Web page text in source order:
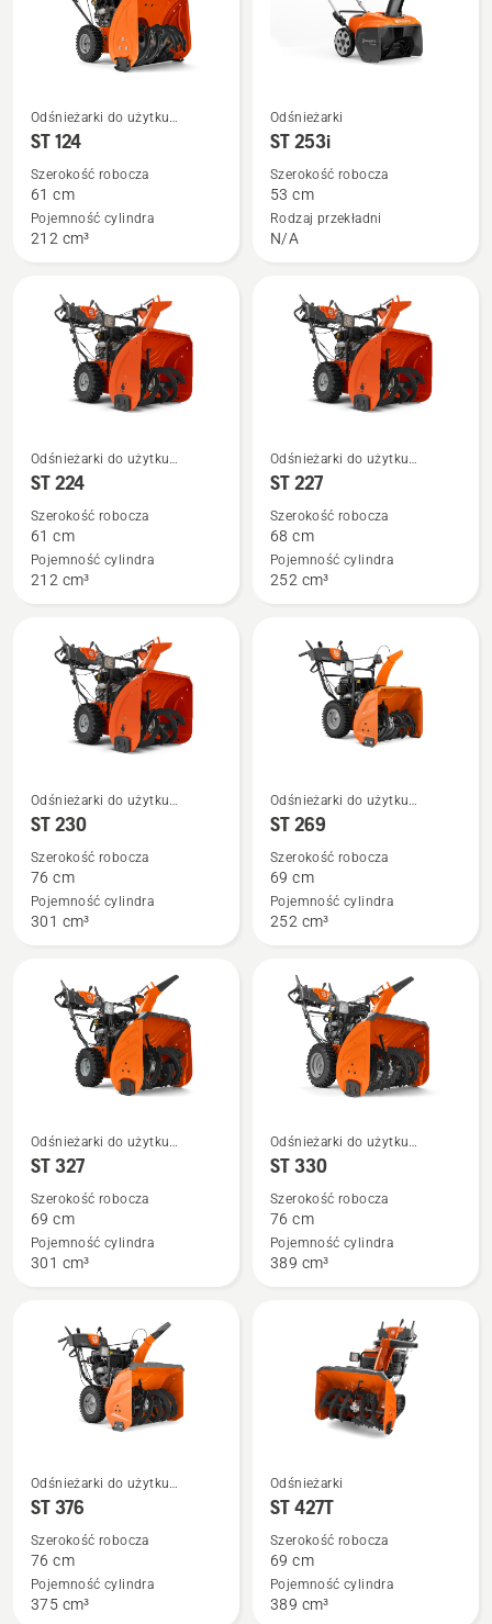
Zobacz
więcej
szczegółów
ST 124
Odśnieżarki do użytku
przydomowego
ST 124
Szerokość robocza
61 cm
Pojemność cylindra
212 cm³
Zobacz
więcej
szczegółów
ST 253i
Odśnieżarki
ST 253i
Szerokość robocza
53 cm
Rodzaj przekładni
N/A
Zobacz
więcej
szczegółów
ST 224
Odśnieżarki do użytku
przydomowego
ST 224
Szerokość robocza
61 cm
Pojemność cylindra
212 cm³
Zobacz
więcej
szczegółów
ST 227
Odśnieżarki do użytku
przydomowego
ST 227
Szerokość robocza
68 cm
Pojemność cylindra
252 cm³
Zobacz
więcej
szczegółów
ST 230
Odśnieżarki do użytku
przydomowego
ST 230
Szerokość robocza
76 cm
Pojemność cylindra
301 cm³
Zobacz
więcej
szczegółów
ST 269
Odśnieżarki do użytku
przydomowego
ST 269
Szerokość robocza
69 cm
Pojemność cylindra
252 cm³
Zobacz
więcej
szczegółów
ST 327
Odśnieżarki do użytku
przydomowego
ST 327
Szerokość robocza
69 cm
Pojemność cylindra
301 cm³
Zobacz
więcej
szczegółów
ST 330
Odśnieżarki do użytku
przydomowego
ST 330
Szerokość robocza
76 cm
Pojemność cylindra
389 cm³
Zobacz
więcej
szczegółów
ST 376
Odśnieżarki do użytku
przydomowego
ST 376
Szerokość robocza
76 cm
Pojemność cylindra
375 cm³
Zobacz
więcej
szczegółów
ST 427T
Odśnieżarki
ST 427T
Szerokość robocza
69 cm
Pojemność cylindra
389 cm³